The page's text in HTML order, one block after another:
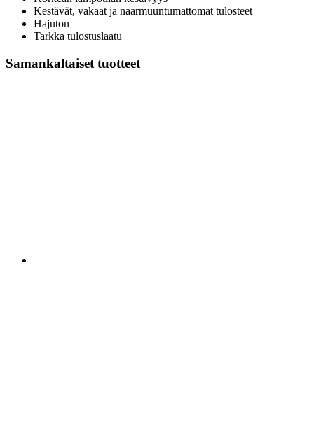
Kestävät, vakaat ja naarmuuntumattomat tulosteet
Hajuton
Tarkka tulostuslaatu
Samankaltaiset tuotteet